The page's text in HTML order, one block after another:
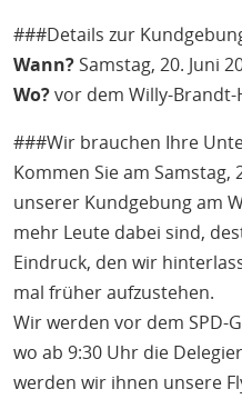
###Details zur
Wann? Samstag, 20. Juni
Wo?vor dem Willy-Brandt-
###Wir brauchen Ihre
Kommen Sie am Samstag,
unserer Kundgebung am
mehr Leute dabei sind,
Eindruck, den wir
mal früher aufzustehen.
Wir werden vor dem SPD-
wo ab 9:30 Uhr die
werden wir ihnen unsere